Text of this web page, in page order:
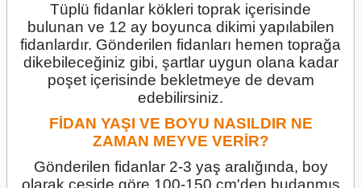
Tüplü fidanlar kökleri toprak içerisinde
bulunan ve 12 ay boyunca dikimi yapılabilen
fidanlardır. Gönderilen fidanları hemen toprağa
dikebileceğiniz gibi, şartlar uygun olana kadar
poşet içerisinde bekletmeye de devam
edebilirsiniz.
FİDAN YAŞI VE BOYU NASILDIR NE
ZAMAN MEYVE VERİR?
Gönderilen fidanlar 2-3 yaş aralığında, boy
olarak çeşide göre 100-150 cm'den budanmış